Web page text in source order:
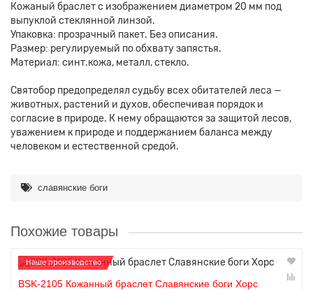
Кожаный браслет с изображением диаметром 20 мм под
выпуклой стеклянной линзой.
Упаковка: прозрачный пакет. Без описания.
Размер: регулируемый по обхвату запястья.
Материал: синт.кожа, металл, стекло.
Святобор предопределял судьбу всех обитателей леса —
животных, растений и духов, обеспечивая порядок и
согласие в природе. К нему обращаются за защитой лесов,
уважением к природе и поддержанием баланса между
человеком и естественной средой.
славянские боги
Похожие товары
Наше производство
BSK-2105 Кожанный браслет Славянские боги Хорс